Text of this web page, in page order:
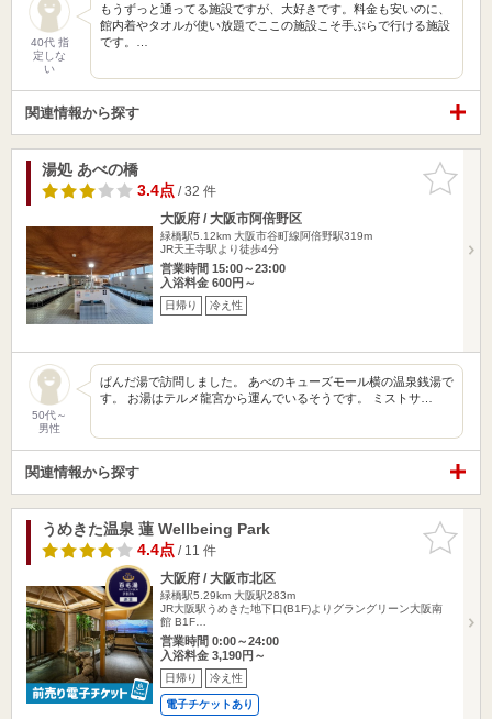
40代 指
定しな
い
もうずっと通ってる施設ですが、大好きです。料金も安いのに、
館内着やタオルが使い放題でここの施設こそ手ぶらで行ける施設
です。…
関連情報から探す
お気に入
りに追加
湯処 あべの橋
3.4点/ 32 件
大阪府 / 大阪市阿倍野区
緑橋駅5.12km 大阪市谷町線阿倍野駅319m
JR天王寺駅より徒歩4分
営業時間 15:00～23:00
入浴料金 600円～
日帰り 冷え性
50代～
男性
ぱんだ湯で訪問しました。 あべのキューズモール横の温泉銭湯で
す。 お湯はテルメ龍宮から運んでいるそうです。 ミストサ…
関連情報から探す
お気に入
りに追加
うめきた温泉 蓮 Wellbeing Park
4.4点/ 11 件
大阪府 / 大阪市北区
緑橋駅5.29km 大阪駅283m
JR大阪駅うめきた地下口(B1F)よりグラングリーン大阪南
館 B1F…
営業時間 0:00～24:00
入浴料金 3,190円～
日帰り 冷え性
電子チケットあり